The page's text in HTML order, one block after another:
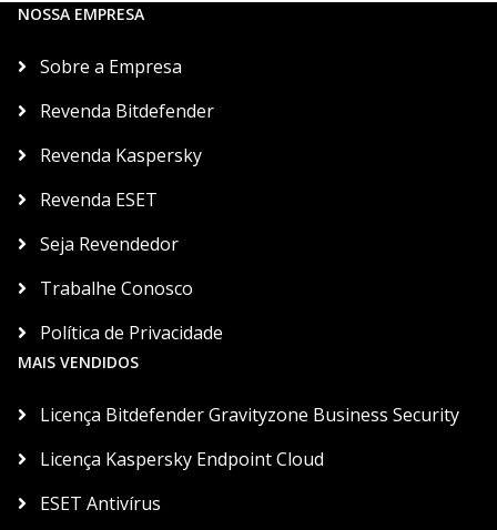
NOSSA EMPRESA
Sobre a Empresa
Revenda Bitdefender
Revenda Kaspersky
Revenda ESET
Seja Revendedor
Trabalhe Conosco
Política de Privacidade
MAIS VENDIDOS
Licença Bitdefender Gravityzone Business Security
Licença Kaspersky Endpoint Cloud
ESET Antivírus